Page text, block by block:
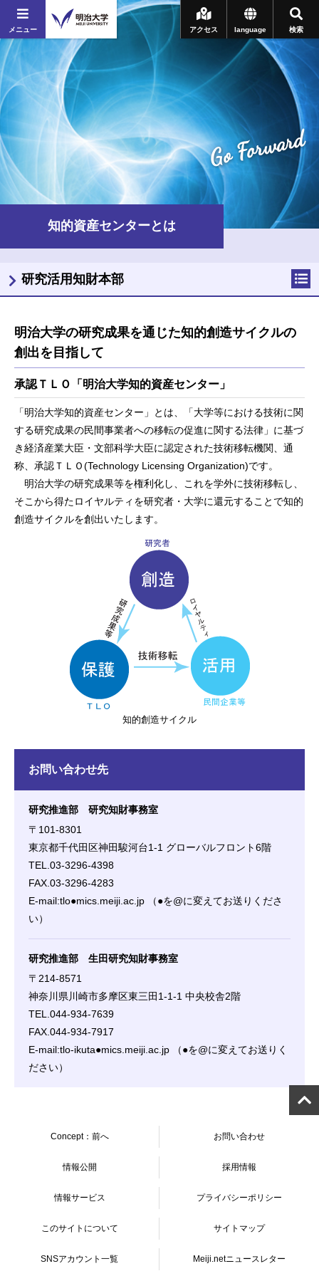
メニュー 検索
language
アクセス
Go Forward
知的資産センターとは
明治大学の研究成果を通じた知的創造サイクルの
創出を目指して
承認ＴＬＯ「明治大学知的資産センター」
「明治大学知的資産センター」とは、「大学等における技術に関
する研究成果の民間事業者への移転の促進に関する法律」に基づ
き経済産業大臣・文部科学大臣に認定された技術移転機関、通
称、承認ＴＬＯ(Technology Licensing Organization)です。
明治大学の研究成果等を権利化し、これを学外に技術移転し、
そこから得たロイヤルティを研究者・大学に還元することで知的
創造サイクルを創出いたします。
知的創造サイクル
お問い合わせ先
研究推進部 研究知財事務室
〒101-8301
東京都千代田区神田駿河台1-1 グローバルフロント6階
TEL.03-3296-4398
FAX.03-3296-4283
E-mail:tlo●mics.meiji.ac.jp （●を@に変えてお送りくださ
い）
研究推進部 生田研究知財事務室
〒214-8571
神奈川県川崎市多摩区東三田1-1-1 中央校舎2階
TEL.044-934-7639
FAX.044-934-7917
E-mail:tlo-ikuta●mics.meiji.ac.jp （●を@に変えてお送りく
ださい）
研究活用知財本部
Concept：前へ お問い合わせ
情報公開 採用情報
情報サービス プライバシーポリシー
このサイトについて サイトマップ
SNSアカウント一覧 Meiji.netニュースレター